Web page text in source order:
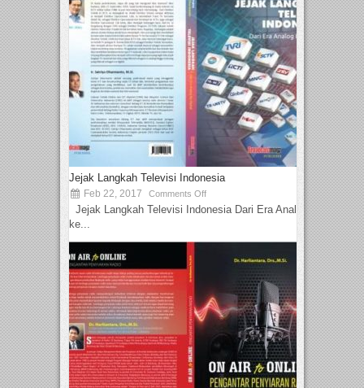
Jejak Langkah Televisi Indonesia
Feb 22, 2017 Comments Off
Jejak Langkah Televisi Indonesia Dari Era Analog
ke...